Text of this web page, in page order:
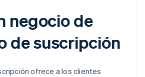
negocio de
de suscripción
ofrece a los clientes